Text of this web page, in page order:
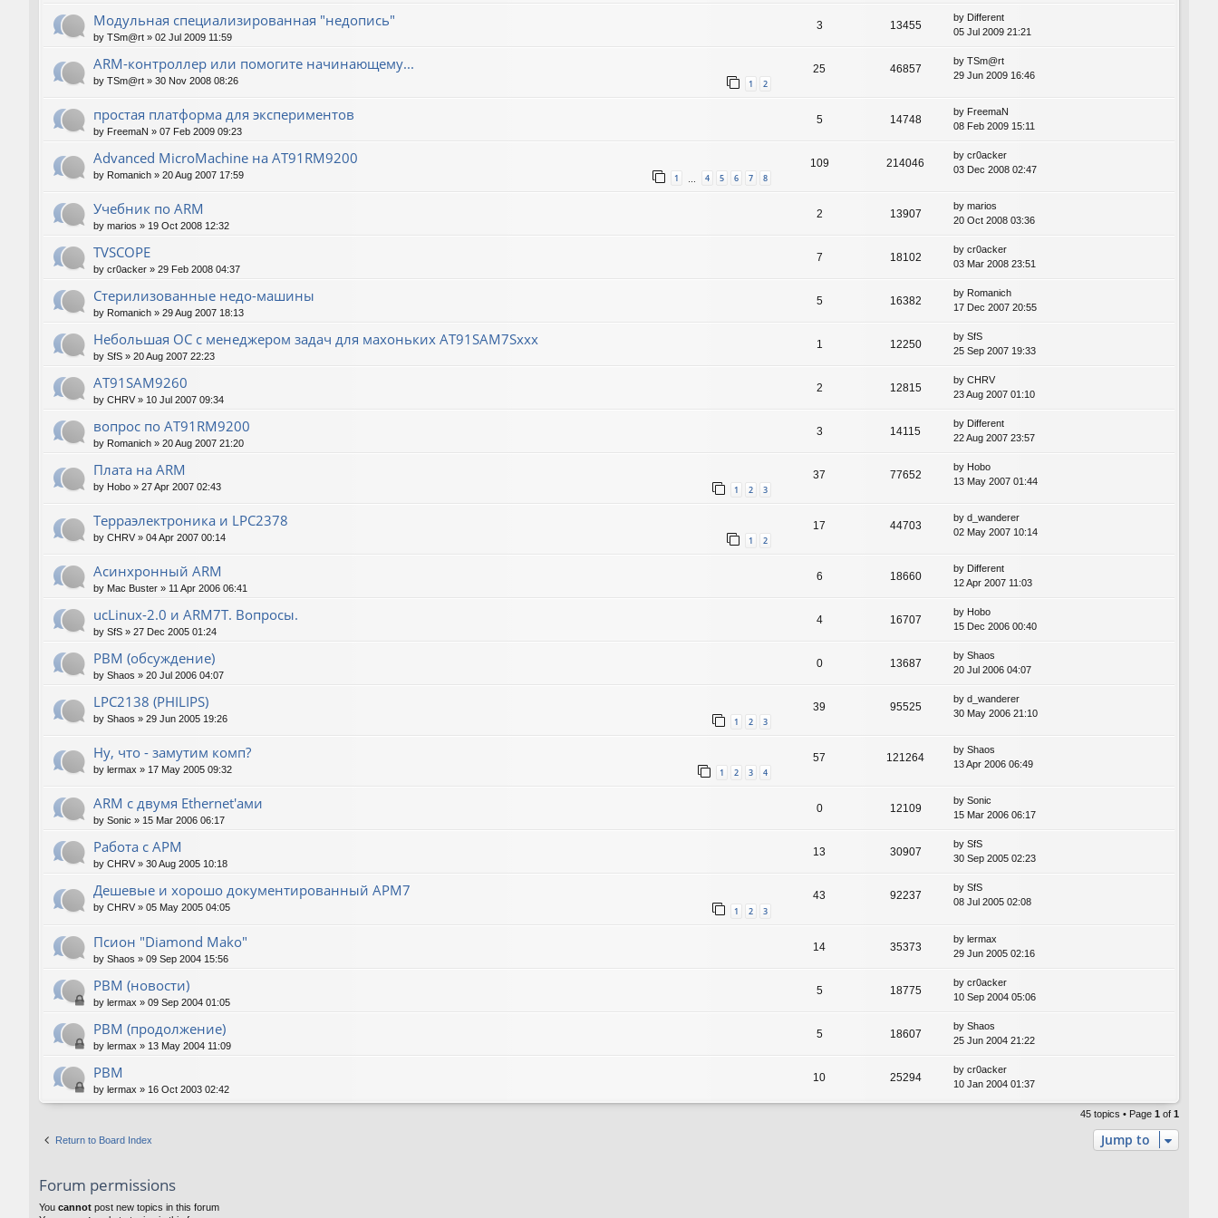
Модульная специализированная "недопись"
by TSm@rt » 02 Jul 2009 11:59
3 13455
by Different
05 Jul 2009 21:21
ARM-контроллер или помогите начинающему...
by TSm@rt » 30 Nov 2008 08:26 1 2
25 46857
by TSm@rt
29 Jun 2009 16:46
простая платформа для экспериментов
by FreemaN » 07 Feb 2009 09:23
5 14748
by FreemaN
08 Feb 2009 15:11
Advanced MicroMachine на AT91RM9200
by Romanich » 20 Aug 2007 17:59 1 … 4 5 6 7 8
109 214046
by cr0acker
03 Dec 2008 02:47
Учебник по ARM
by marios » 19 Oct 2008 12:32
2 13907
by marios
20 Oct 2008 03:36
TVSCOPE
by cr0acker » 29 Feb 2008 04:37
7 18102
by cr0acker
03 Mar 2008 23:51
Стерилизованные недо-машины
by Romanich » 29 Aug 2007 18:13
5 16382
by Romanich
17 Dec 2007 20:55
Небольшая ОС с менеджером задач для махоньких AT91SAM7Sxxx
by SfS » 20 Aug 2007 22:23
1 12250
by SfS
25 Sep 2007 19:33
AT91SAM9260
by CHRV » 10 Jul 2007 09:34
2 12815
by CHRV
23 Aug 2007 01:10
вопрос по AT91RM9200
by Romanich » 20 Aug 2007 21:20
3 14115
by Different
22 Aug 2007 23:57
Плата на ARM
by Hobo » 27 Apr 2007 02:43 1 2 3
37 77652
by Hobo
13 May 2007 01:44
Терраэлектроника и LPC2378
by CHRV » 04 Apr 2007 00:14 1 2
17 44703
by d_wanderer
02 May 2007 10:14
Асинхронный ARM
by Mac Buster » 11 Apr 2006 06:41
6 18660
by Different
12 Apr 2007 11:03
ucLinux-2.0 и ARM7T. Вопросы.
by SfS » 27 Dec 2005 01:24
4 16707
by Hobo
15 Dec 2006 00:40
РВМ (обсуждение)
by Shaos » 20 Jul 2006 04:07
0 13687
by Shaos
20 Jul 2006 04:07
LPC2138 (PHILIPS)
by Shaos » 29 Jun 2005 19:26 1 2 3
39 95525
by d_wanderer
30 May 2006 21:10
Ну, что - замутим комп?
by lermax » 17 May 2005 09:32 1 2 3 4
57 121264
by Shaos
13 Apr 2006 06:49
ARM с двумя Ethernet'ами
by Sonic » 15 Mar 2006 06:17
0 12109
by Sonic
15 Mar 2006 06:17
Работа с АРМ
by CHRV » 30 Aug 2005 10:18
13 30907
by SfS
30 Sep 2005 02:23
Дешевые и хорошо документированный АРМ7
by CHRV » 05 May 2005 04:05 1 2 3
43 92237
by SfS
08 Jul 2005 02:08
Псион "Diamond Mako"
by Shaos » 09 Sep 2004 15:56
14 35373
by lermax
29 Jun 2005 02:16
РВМ (новости)
by lermax » 09 Sep 2004 01:05
5 18775
by cr0acker
10 Sep 2004 05:06
РВМ (продолжение)
by lermax » 13 May 2004 11:09
5 18607
by Shaos
25 Jun 2004 21:22
РВМ
by lermax » 16 Oct 2003 02:42
10 25294
by cr0acker
10 Jan 2004 01:37
45 topics • Page 1 of 1
Return to Board Index Jump to
Forum permissions
You cannot post new topics in this forum